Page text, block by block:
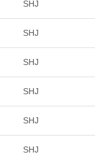
SHJ
SHJ
SHJ
SHJ
SHJ
SHJ